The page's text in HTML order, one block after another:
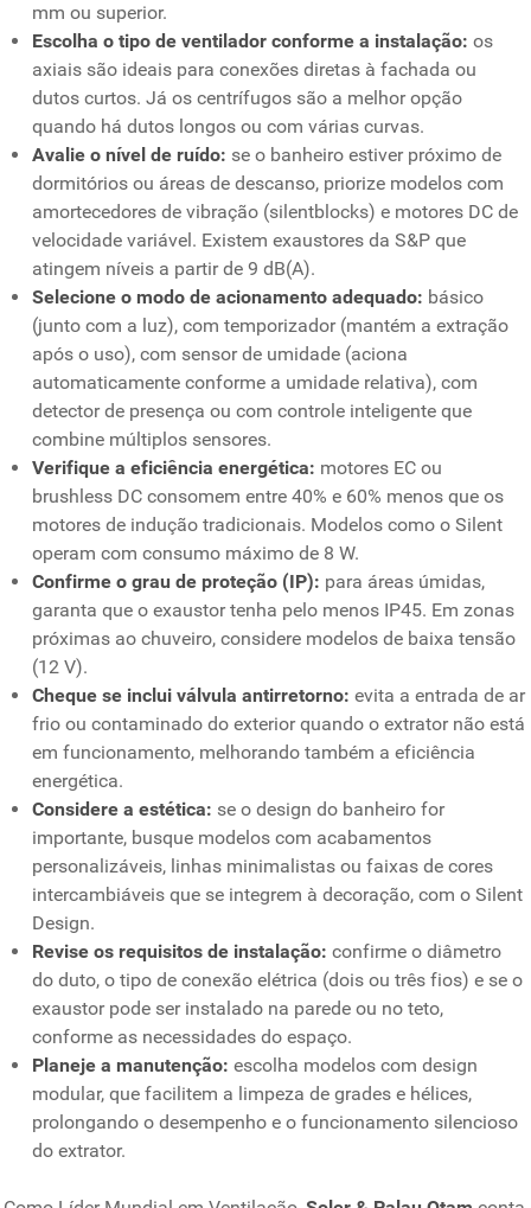
mm ou superior.
Escolha o tipo de ventilador conforme a instalação: os
axiais são ideais para conexões diretas à fachada ou
dutos curtos. Já os centrífugos são a melhor opção
quando há dutos longos ou com várias curvas.
Avalie o nível de ruído: se o banheiro estiver próximo de
dormitórios ou áreas de descanso, priorize modelos com
amortecedores de vibração (silentblocks) e motores DC de
velocidade variável. Existem exaustores da S&P que
atingem níveis a partir de 9 dB(A).
Selecione o modo de acionamento adequado: básico
(junto com a luz), com temporizador (mantém a extração
após o uso), com sensor de umidade (aciona
automaticamente conforme a umidade relativa), com
detector de presença ou com controle inteligente que
combine múltiplos sensores.
Verifique a eficiência energética: motores EC ou
brushless DC consomem entre 40% e 60% menos que os
motores de indução tradicionais. Modelos como o Silent
operam com consumo máximo de 8 W.
Confirme o grau de proteção (IP): para áreas úmidas,
garanta que o exaustor tenha pelo menos IP45. Em zonas
próximas ao chuveiro, considere modelos de baixa tensão
(12 V).
Cheque se inclui válvula antirretorno: evita a entrada de ar
frio ou contaminado do exterior quando o extrator não está
em funcionamento, melhorando também a eficiência
energética.
Considere a estética: se o design do banheiro for
importante, busque modelos com acabamentos
personalizáveis, linhas minimalistas ou faixas de cores
intercambiáveis que se integrem à decoração, com o Silent
Design.
Revise os requisitos de instalação: confirme o diâmetro
do duto, o tipo de conexão elétrica (dois ou três fios) e se o
exaustor pode ser instalado na parede ou no teto,
conforme as necessidades do espaço.
Planeje a manutenção: escolha modelos com design
modular, que facilitem a limpeza de grades e hélices,
prolongando o desempenho e o funcionamento silencioso
do extrator.